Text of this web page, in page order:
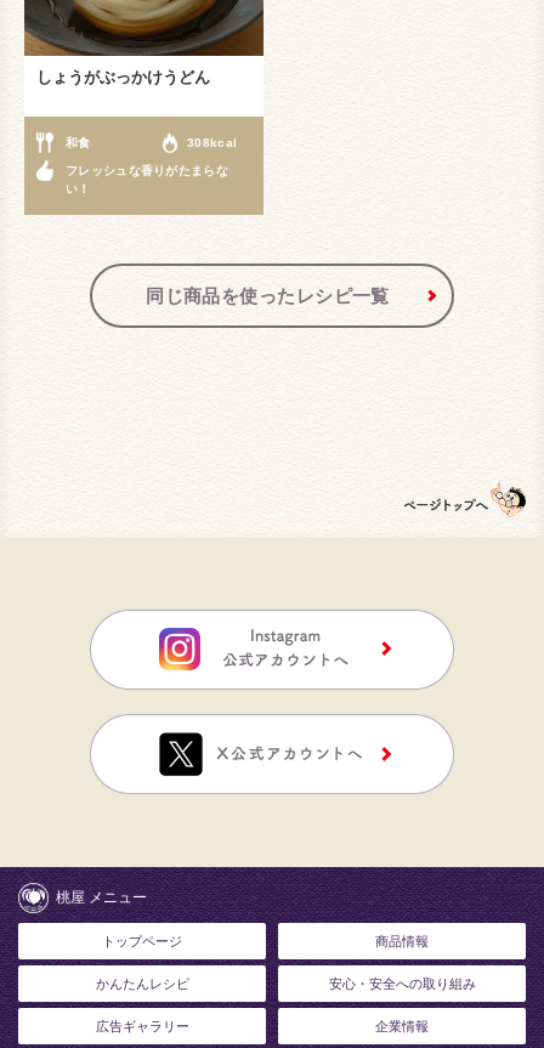
しょうがぶっかけうどん
和食 308kcal
フレッシュな香りがたまらな
い！
同じ商品を使ったレシピ一覧
桃屋 メニュー
トップページ 商品情報
かんたんレシピ 安心・安全への取り組み
広告ギャラリー 企業情報